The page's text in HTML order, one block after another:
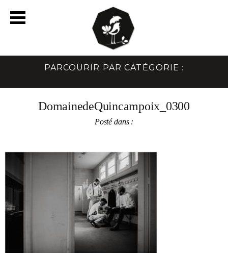
PARCOURIR PAR CATÉGORIE :
DomainedeQuincampoix_0300
Posté dans :